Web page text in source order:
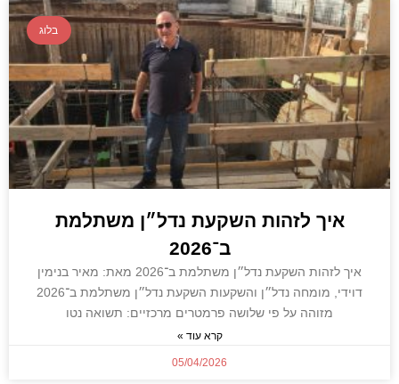
בלוג
איך לזהות השקעת נדל״ן משתלמת
ב־2026
איך לזהות השקעת נדל״ן משתלמת ב־2026 מאת: מאיר בנימין
דוידי, מומחה נדל״ן והשקעות השקעת נדל״ן משתלמת ב־2026
מזוהה על פי שלושה פרמטרים מרכזיים: תשואה נטו
קרא עוד »
05/04/2026